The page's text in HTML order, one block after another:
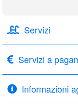
Servizi
Servizi a
Informazioni